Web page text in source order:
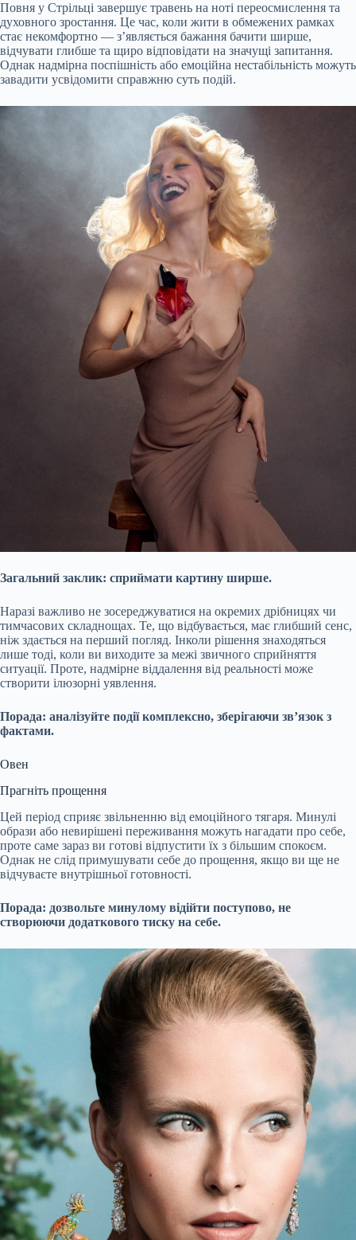
Повня у Стрільці завершує травень на ноті переосмислення та
духовного зростання. Це час, коли жити в обмежених рамках
стає некомфортно — з’являється бажання бачити ширше,
відчувати глибше та щиро відповідати на значущі запитання.
Однак надмірна поспішність або емоційна нестабільність можуть
завадити усвідомити справжню суть подій.
Загальний заклик: сприймати картину ширше.
Наразі важливо не зосереджуватися на окремих дрібницях чи
тимчасових складнощах. Те, що відбувається, має глибший сенс,
ніж здається на перший погляд. Інколи рішення знаходяться
лише тоді, коли ви виходите за межі звичного сприйняття
ситуації. Проте, надмірне віддалення від реальності може
створити ілюзорні уявлення.
Порада: аналізуйте події комплексно, зберігаючи зв’язок з
фактами.
Овен
Прагніть прощення
Цей період сприяє звільненню від емоційного тягаря. Минулі
образи або невирішені переживання можуть нагадати про себе,
проте саме зараз ви готові відпустити їх з більшим спокоєм.
Однак не слід примушувати себе до прощення, якщо ви ще не
відчуваєте внутрішньої готовності.
Порада: дозвольте минулому відійти поступово, не
створюючи додаткового тиску на себе.